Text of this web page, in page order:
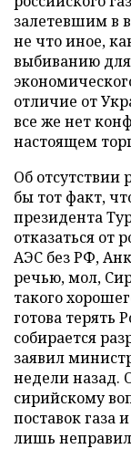
залетевшим в
не что иное,
выбиванию
отличие от
все же нет
настоящем
Об отсутствии
бы тот факт,
президента
отказаться от
АЭС без РФ,
речью, мол,
такого
готова терять
собирается
заявил
недели назад.
сирийскому
поставок газа
лишь